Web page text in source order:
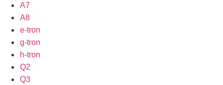
A7
A8
e-tron
g-tron
h-tron
Q2
Q3